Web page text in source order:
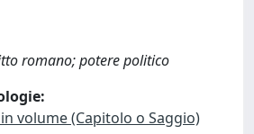
romano; potere politico
volume (Capitolo o Saggio)